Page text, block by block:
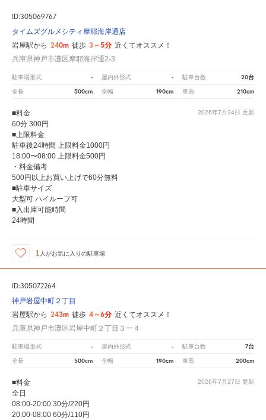
ID:305069767
タイムズグルメシティ摩耶海岸通店
岩屋駅から 240m 徒歩 3～5分 近くてオススメ！
兵庫県神戸市灘区摩耶海岸通2-3
駐車場形式 - 屋内外形式 - 駐車台数 20台
全長 500cm 全幅 190cm 車高 210cm
2026年7月24日 更新
■料金
60分 300円
■上限料金
駐車後24時間 上限料金1000円
18:00〜08:00 上限料金500円
・料金備考
500円以上お買い上げで60分無料
■駐車サイズ
大型可 ハイルーフ可
■入出庫可能時間
24時間
1 人がお気に入りの駐車場
ID:305072264
神戸岩屋中町２丁目
岩屋駅から 243m 徒歩 4～6分 近くてオススメ！
兵庫県神戸市灘区岩屋中町２丁目３ー４
駐車場形式 - 屋内外形式 - 駐車台数 7台
全長 500cm 全幅 190cm 車高 200cm
2026年7月27日 更新
■料金
全日
08:00-20:00 30分/220円
20:00-08:00 60分/110円